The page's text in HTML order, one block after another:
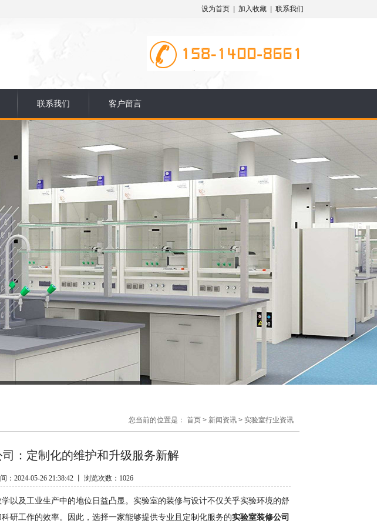
设为首页 加入收藏 联系我们
联系我们 客户留言
您当前的位置是： 首页 > 新闻资讯 > 实验室行业资讯
：定制化的维护和升级服务新解
：2024-05-26 21:38:42 丨 浏览次数： 1026
以及工业生产中的地位日益凸显。实验室的装修与设计不仅关乎实验环境的舒
研工作的效率。因此，选择一家能够提供专业且定制化服务的实验室装修公司